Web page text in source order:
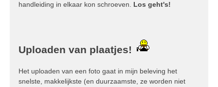
handleiding in elkaar kon schroeven. Los geht's!
Uploaden van plaatjes!
Het uploaden van een foto gaat in mijn beleving het
snelste, makkelijkste (en duurzaamste, ze worden niet